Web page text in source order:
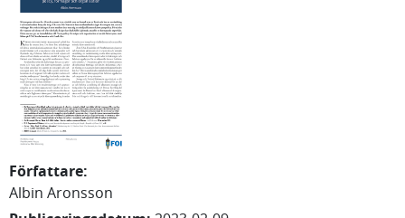
Författare:
Albin Aronsson